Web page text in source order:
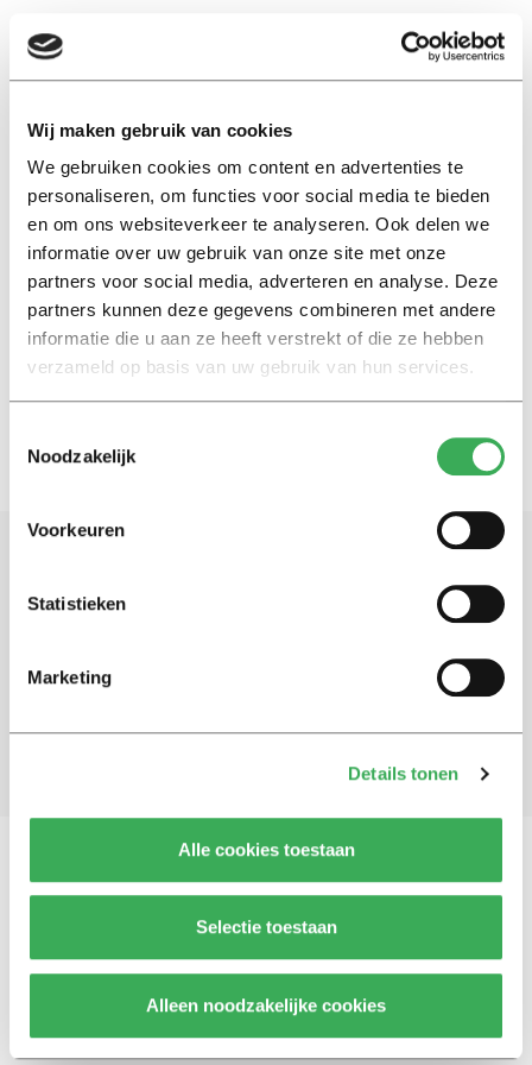
Wij maken gebruik van cookies
We gebruiken cookies om content en advertenties te
personaliseren, om functies voor social media te bieden
en om ons websiteverkeer te analyseren. Ook delen we
informatie over uw gebruik van onze site met onze
partners voor social media, adverteren en analyse. Deze
partners kunnen deze gegevens combineren met andere
informatie die u aan ze heeft verstrekt of die ze hebben
verzameld op basis van uw gebruik van hun services.
Noodzakelijk
Voorkeuren
Statistieken
Marketing
Details tonen
Alle cookies toestaan
Selectie toestaan
Alleen noodzakelijke cookies
EN
fons maes
Nieuws
Nature-publicatie van Fons
Maes: klimaatverandering
vergt vertaalslag
12 april 2017
Blijf op de hoogte. Meld je aan voor de nieuwsbrief van
Aanmelden
Vragen, opmerkingen of tips?
© 2026 -Over ons Disclaimer Adverteren Werken bij Contact